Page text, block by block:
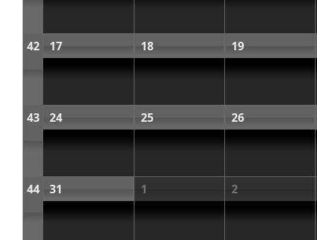
42 17 18 19
43 24 25 26
44 31 1 2